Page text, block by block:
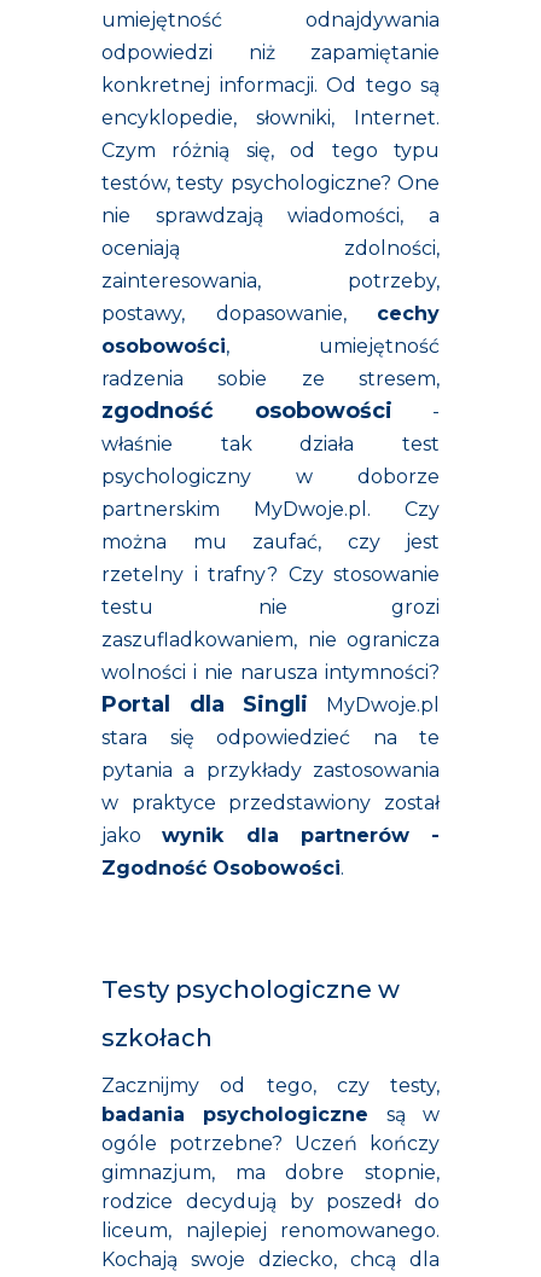
umiejętność odnajdywania
odpowiedzi niż zapamiętanie
konkretnej informacji. Od tego są
encyklopedie, słowniki, Internet.
Czym różnią się, od tego typu
testów, testy psychologiczne? One
nie sprawdzają wiadomości, a
oceniają zdolności,
zainteresowania, potrzeby,
postawy, dopasowanie, cechy
osobowości, umiejętność
radzenia sobie ze stresem,
zgodność osobowości -
właśnie tak działa test
psychologiczny w doborze
partnerskim MyDwoje.pl. Czy
można mu zaufać, czy jest
rzetelny i trafny? Czy stosowanie
testu nie grozi
zaszufladkowaniem, nie ogranicza
wolności i nie narusza intymności?
Portal dla Singli MyDwoje.pl
stara się odpowiedzieć na te
pytania a przykłady zastosowania
w praktyce przedstawiony został
jakowynik dla partnerów -
Zgodność Osobowości.
Testy psychologiczne w
szkołach
Zacznijmy od tego, czy testy,
badania psychologiczne są w
ogóle potrzebne? Uczeń kończy
gimnazjum, ma dobre stopnie,
rodzice decydują by poszedł do
liceum, najlepiej renomowanego.
Kochają swoje dziecko, chcą dla